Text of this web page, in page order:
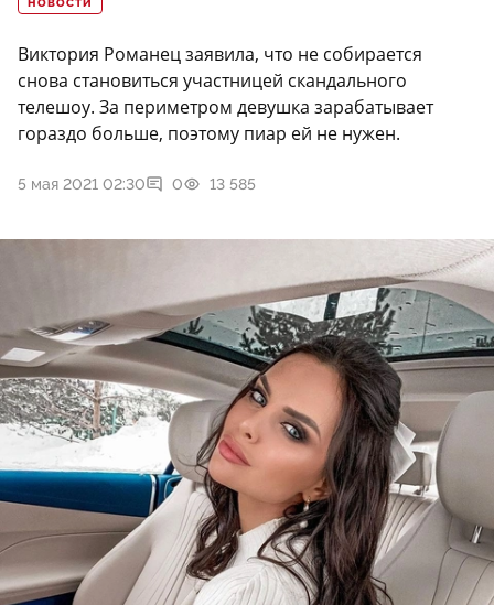
НОВОСТИ
Виктория Романец заявила, что не собирается
снова становиться участницей скандального
телешоу. За периметром девушка зарабатывает
гораздо больше, поэтому пиар ей не нужен.
5 мая 2021 02:30 0 13 585